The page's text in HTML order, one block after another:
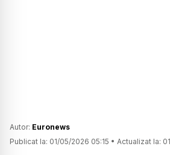
Autor: Euronews
Publicat la: 01/05/2026 05:15 • Actualizat la: